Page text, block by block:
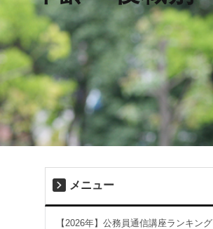
メニュー
【2026年】公務員通信講座ランキング